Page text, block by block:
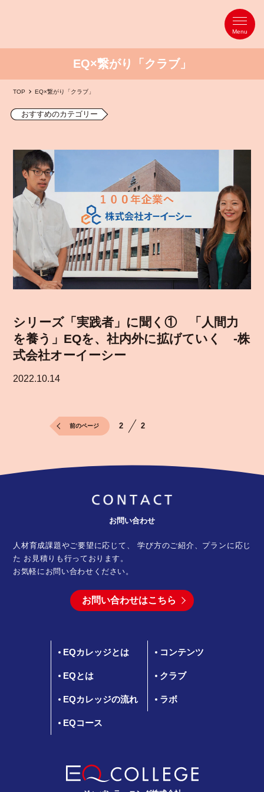
EQ×繋がり「クラブ」
TOP EQ×繋がり「クラブ」
おすすめのカテゴリー
シリーズ「実践者」に聞く① 「人間力
を養う」EQを、社内外に拡げていく -株
式会社オーイーシー
2022.10.14
前のページ 2 2
お問い合わせ
人材育成課題やご要望に応じて、 学び方のご紹介、プランに応じ
た お見積りも行っております。
お気軽にお問い合わせください。
お問い合わせはこちら
EQカレッジとは
EQとは
EQカレッジの流れ
EQコース
コンテンツ
クラブ
ラボ